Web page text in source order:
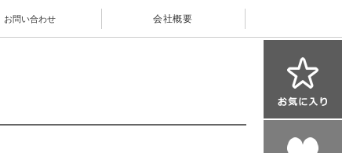
お問い合わせ 会社概要